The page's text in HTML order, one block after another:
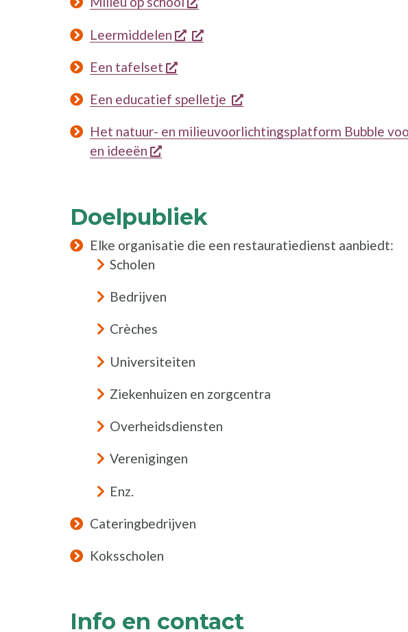
Leermiddelen opent een nieuw venster
opent een nieuw venster
Een tafelset opent een nieuw venster
Een educatief spelletje opent een nieuw venster
Het natuur- en milieuvoorlichtingsplatform Bubble
en ideeën
opent een nieuw venster
Doelpubliek
Elke organisatie die een restauratiedienst aanbiedt:
Scholen
Bedrijven
Crèches
Universiteiten
Ziekenhuizen en zorgcentra
Overheidsdiensten
Verenigingen
Enz.
Cateringbedrijven
Koksscholen
Info en contact